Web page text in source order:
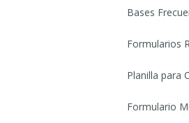
Bases
Formularios
Planilla para
Formulario